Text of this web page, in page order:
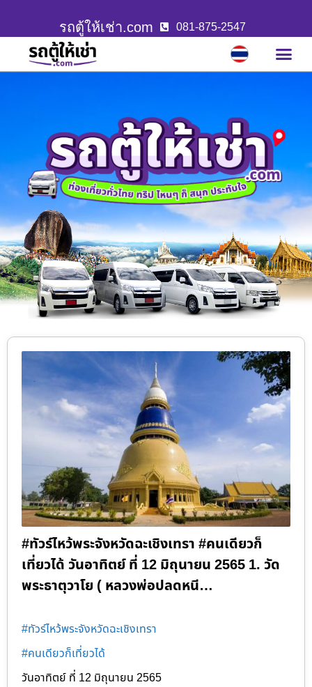
รถตู้ให้เช่า.com 081-875-2547
#ทัวร์ไหว้พระจังหวัดฉะเชิงเทรา #คนเดียวก็
เที่ยวได้ วันอาทิตย์ ที่ 12 มิถุนายน 2565 1. วัด
พระธาตุวาโย ( หลวงพ่อปลดหนี…
#ทัวร์ไหว้พระจังหวัดฉะเชิงเทรา
#คนเดียวก็เที่ยวได้
วันอาทิตย์ ที่ 12 มิถุนายน 2565